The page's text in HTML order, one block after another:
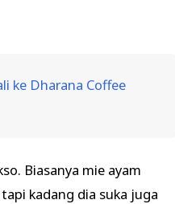
ke Dharana Coffee
Biasanya mie ayam
kadang dia suka juga